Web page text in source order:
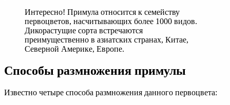
Интересно! Примула относится к семейству
первоцветов, насчитывающих более 1000 видов.
Дикорастущие сорта встречаются
преимущественно в азиатских странах, Китае,
Северной Америке, Европе.
Способы размножения примулы
Известно четыре способа размножения данного первоцвета: